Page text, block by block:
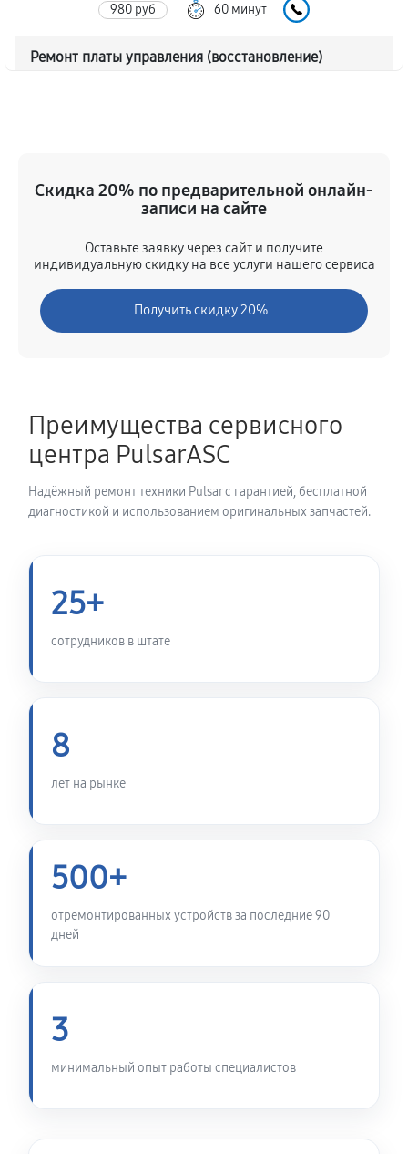
980 руб 60 минут
Ремонт платы управления (восстановление)
Замена дисплея (экрана)
LRF
1730 руб 60 минут
810 руб 60 минут
XQ38 LRF
XQ38 LRF
Замена ключей управления
Замена микросхемы усилителя
Замена микросхемы логики
устройств
Калибровка и настройка
Ремонт датчика синхроимпульсов
Ремонт оптики тепловизора Pulsar Accolade XQ38
Скидка 20% по предварительной онлайн-
записи на сайте
Оставьте заявку через сайт и получите
индивидуальную скидку на все услуги нашего сервиса
Получить скидку 20%
Преимущества сервисного
центра PulsarASC
Надёжный ремонт техники Pulsar с гарантией, бесплатной
диагностикой и использованием оригинальных запчастей.
25+
сотрудников в штате
8
лет на рынке
500+
отремонтированных устройств за последние 90
дней
3
минимальный опыт работы специалистов